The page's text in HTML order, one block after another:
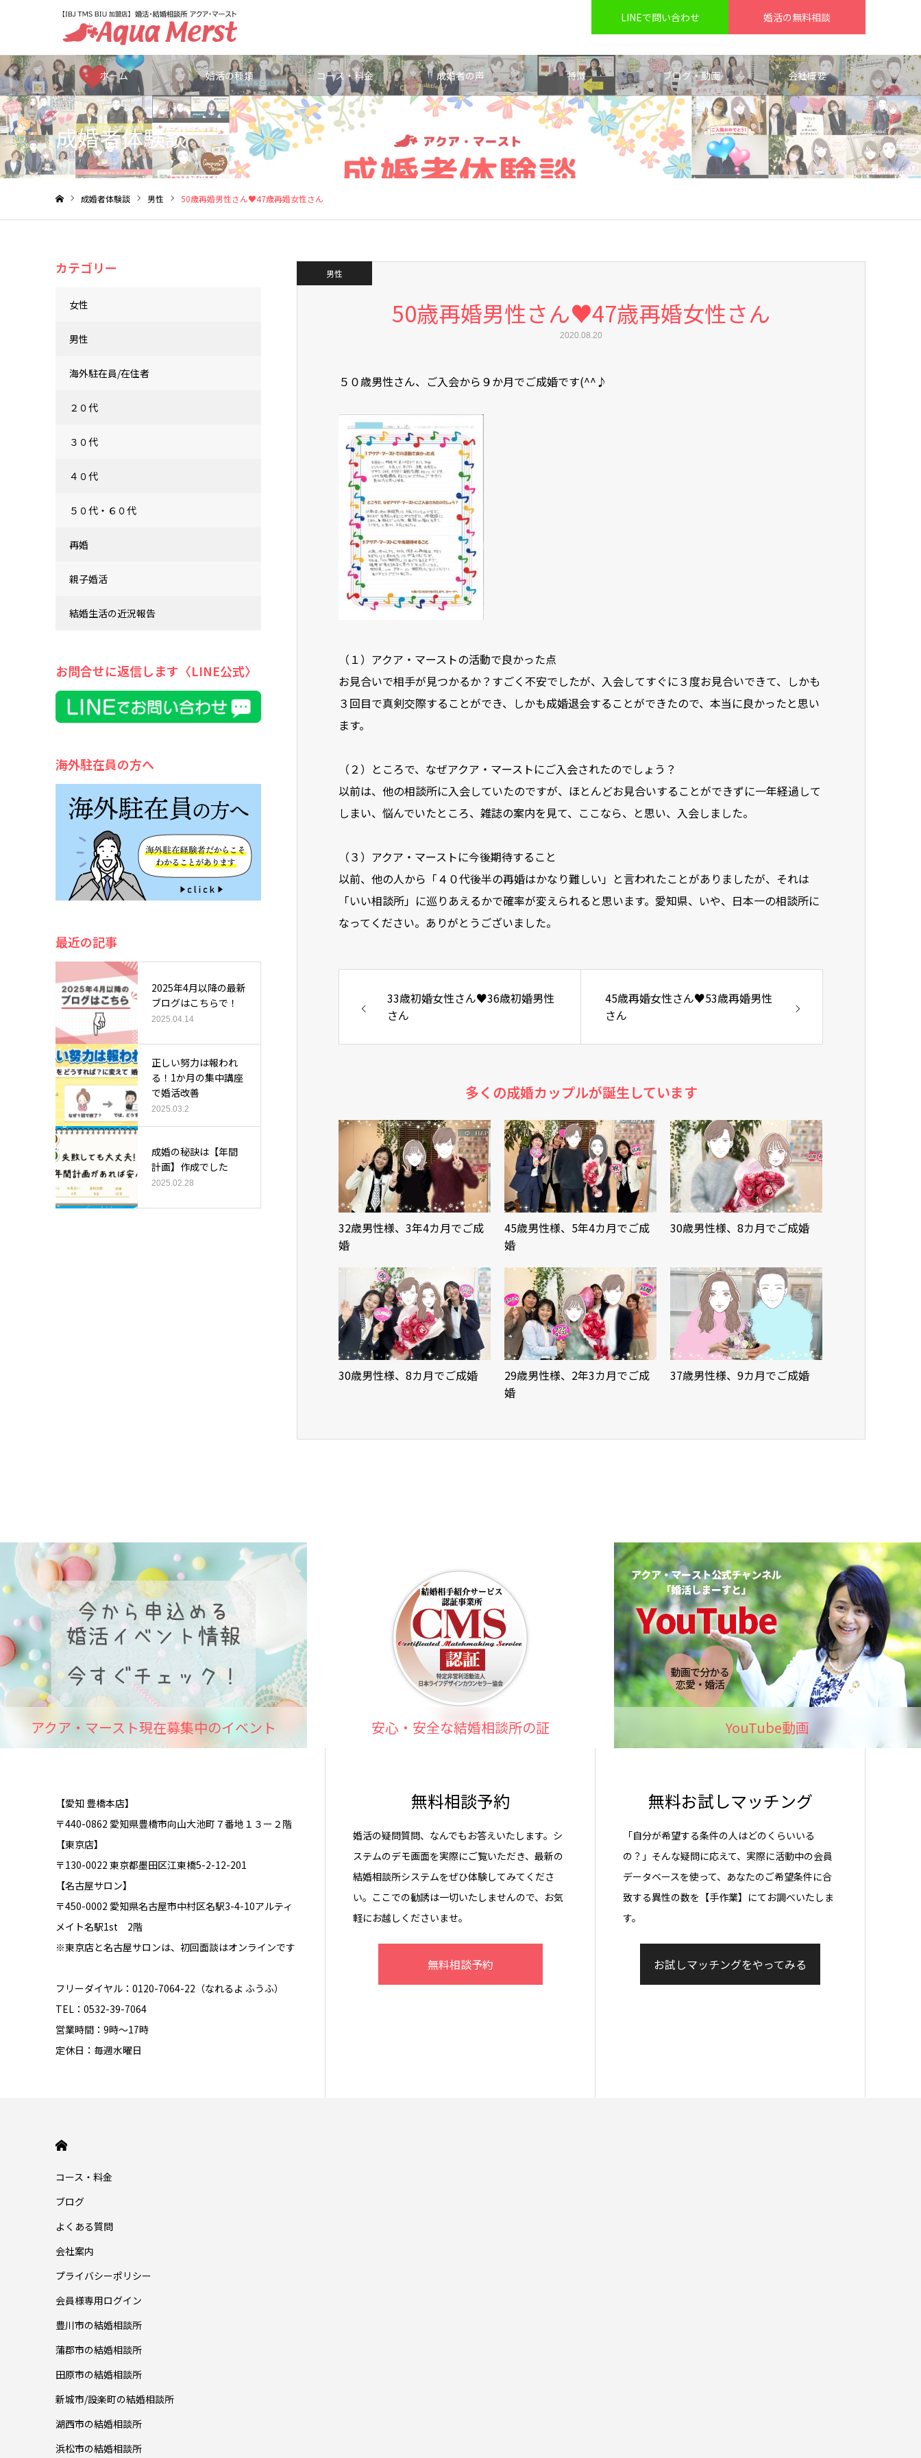
LINEで問い合わせ 婚活の無料相談
ホーム 婚活の種類 コース・料金 成婚者の声 特徴 ブログ・動画 会社概要
成婚者体験談
成婚者体験談 男性 50歳再婚男性さん♥47歳再婚女性さん
男性
50歳再婚男性さん♥47歳再婚女性さん
2020.08.20
５０歳男性さん、ご入会から９か月でご成婚です(^^♪
（１）アクア・マーストの活動で良かった点
お見合いで相手が見つかるか？すごく不安でしたが、入会してすぐに３度お見合いできて、しかも
３回目で真剣交際することができ、しかも成婚退会することができたので、本当に良かったと思い
ます。
（２）ところで、なぜアクア・マーストにご入会されたのでしょう？
以前は、他の相談所に入会していたのですが、ほとんどお見合いすることができずに一年経過して
しまい、悩んでいたところ、雑誌の案内を見て、ここなら、と思い、入会しました。
（３）アクア・マーストに今後期待すること
以前、他の人から「４０代後半の再婚はかなり難しい」と言われたことがありましたが、それは
「いい相談所」に巡りあえるかで確率が変えられると思います。愛知県、いや、日本一の相談所に
なってください。ありがとうございました。
33歳初婚女性さん♥36歳初婚男性
さん
45歳再婚女性さん♥53歳再婚男性
さん
多くの成婚カップルが誕生しています
32歳男性様、3年4カ月でご成
婚
45歳男性様、5年4カ月でご成
婚
30歳男性様、8カ月でご成婚
30歳男性様、8カ月でご成婚
29歳男性様、2年3カ月でご成
婚
37歳男性様、9カ月でご成婚
カテゴリー
女性
男性
海外駐在員/在住者
２０代
３０代
４０代
５０代・６０代
再婚
親子婚活
結婚生活の近況報告
お問合せに返信します〈LINE公式〉
海外駐在員の方へ
最近の記事
2025年4月以降の最新
ブログはこちらで！
2025.04.14
正しい努力は報われ
る！1か月の集中講座
で婚活改善
2025.03.2
成婚の秘訣は【年間
計画】作成でした
2025.02.28
アクア・マースト現在募集中のイベント 安心・安全な結婚相談所の証 YouTube動画
【愛知 豊橋本店】
〒440-0862 愛知県豊橋市向山大池町７番地１３ー２階
【東京店】
〒130-0022 東京都墨田区江東橋5-2-12-201
【名古屋サロン】
〒450-0002 愛知県名古屋市中村区名駅3-4-10アルティ
メイト名駅1st 2階
※東京店と名古屋サロンは、初回面談はオンラインです
フリーダイヤル：0120-7064-22（なれるよ ふうふ）
TEL：0532-39-7064
営業時間：9時～17時
定休日：毎週水曜日
無料相談予約
婚活の疑問質問、なんでもお答えいたします。シ
ステムのデモ画面を実際にご覧いただき、最新の
結婚相談所システムをぜひ体験してみてくださ
い。ここでの勧誘は一切いたしませんので、お気
軽にお越しくださいませ。
無料相談予約
無料お試しマッチング
「自分が希望する条件の人はどのくらいいる
の？」そんな疑問に応えて、実際に活動中の会員
データベースを使って、あなたのご希望条件に合
致する異性の数を【手作業】にてお調べいたしま
す。
お試しマッチングをやってみる
コース・料金
ブログ
よくある質問
会社案内
プライバシーポリシー
会員様専用ログイン
豊川市の結婚相談所
蒲郡市の結婚相談所
田原市の結婚相談所
新城市/設楽町の結婚相談所
湖西市の結婚相談所
浜松市の結婚相談所